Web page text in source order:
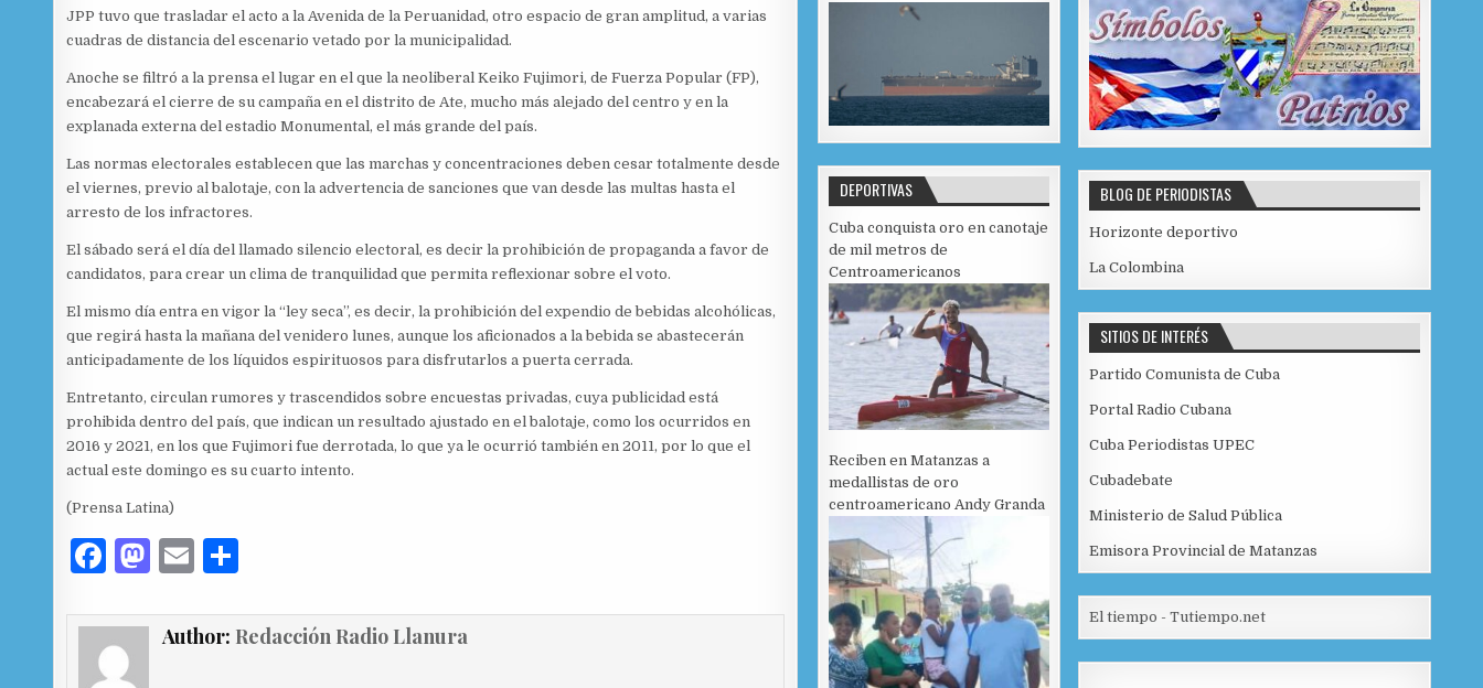
JPP tuvo que trasladar el acto a la Avenida de la Peruanidad, otro espacio de gran amplitud, a varias
cuadras de distancia del escenario vetado por la municipalidad.
Anoche se filtró a la prensa el lugar en el que la neoliberal Keiko Fujimori, de Fuerza Popular (FP),
encabezará el cierre de su campaña en el distrito de Ate, mucho más alejado del centro y en la
explanada externa del estadio Monumental, el más grande del país.
Las normas electorales establecen que las marchas y concentraciones deben cesar totalmente desde
el viernes, previo al balotaje, con la advertencia de sanciones que van desde las multas hasta el
arresto de los infractores.
El sábado será el día del llamado silencio electoral, es decir la prohibición de propaganda a favor de
candidatos, para crear un clima de tranquilidad que permita reflexionar sobre el voto.
El mismo día entra en vigor la “ley seca”, es decir, la prohibición del expendio de bebidas alcohólicas,
que regirá hasta la mañana del venidero lunes, aunque los aficionados a la bebida se abastecerán
anticipadamente de los líquidos espirituosos para disfrutarlos a puerta cerrada.
Entretanto, circulan rumores y trascendidos sobre encuestas privadas, cuya publicidad está
prohibida dentro del país, que indican un resultado ajustado en el balotaje, como los ocurridos en
2016 y 2021, en los que Fujimori fue derrotada, lo que ya le ocurrió también en 2011, por lo que el
actual este domingo es su cuarto intento.
(Prensa Latina)
F
c
e
M
to
E
ai m
Author: Redacción Radio Llanura
DEPORTIVAS
Cuba conquista oro en canotaje
de mil metros de
Centroamericanos
Reciben en Matanzas a
medallistas de oro
centroamericano Andy Granda
BLOG DE PERIODISTAS
Horizonte deportivo
La Colombina
SITIOS DE INTERÉS
Partido Comunista de Cuba
Portal Radio Cubana
Cuba Periodistas UPEC
Cubadebate
Ministerio de Salud Pública
Emisora Provincial de Matanzas
El tiempo - Tutiempo.net